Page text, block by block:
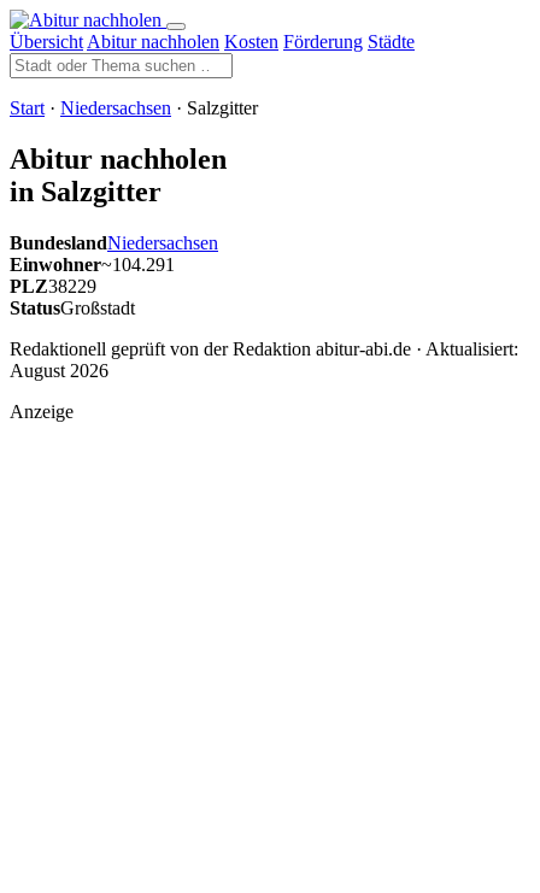
Übersicht Abitur nachholen Kosten Förderung Städte
Start · Niedersachsen · Salzgitter
Abitur nachholen
in Salzgitter
BundeslandNiedersachsen
Einwohner~104.291
PLZ38229
StatusGroßstadt
Redaktionell geprüft von der Redaktion abitur-abi.de · Aktualisiert:
August 2026
Anzeige